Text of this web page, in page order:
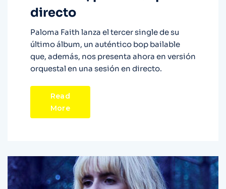
directo
Paloma Faith lanza el tercer single de su
último álbum, un auténtico bop bailable
que, además, nos presenta ahora en versión
orquestal en una sesión en directo.
Read
More